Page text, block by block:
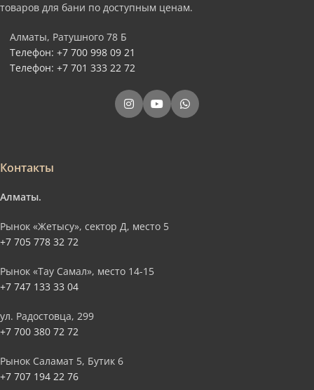
товаров для бани по доступным ценам.
Алматы, Ратушного 78 Б
Телефон: +7 700 998 09 21
Телефон: +7 701 333 22 72
Контакты
Алматы.
Рынок «Жетысу», сектор Д, место 5
+7 705 778 32 72
Рынок «Тау Самал», место 14-15
+7 747 133 33 04
ул. Радостовца, 299
+7 700 380 72 72
Рынок Саламат 5, Бутик 6
+7 707 194 22 76